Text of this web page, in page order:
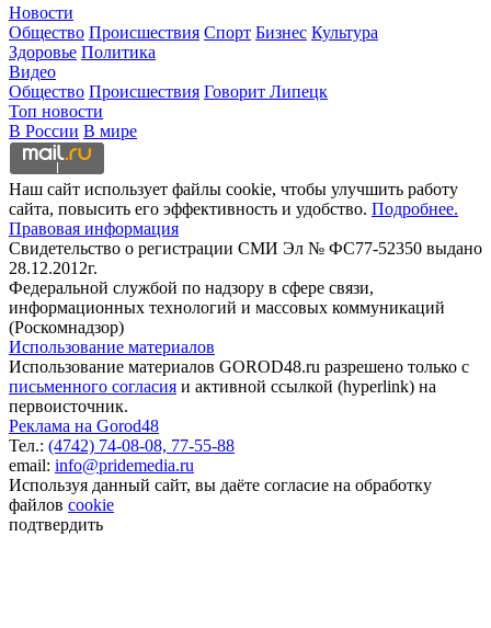
Новости
Общество Происшествия Спорт Бизнес Культура
Здоровье Политика
Видео
Общество Происшествия Говорит Липецк
Топ новости
В России В мире
Наш сайт использует файлы cookie, чтобы улучшить работу
сайта, повысить его эффективность и удобство. Подробнее.
Правовая информация
Свидетельство о регистрации СМИ Эл № ФС77-52350 выдано
28.12.2012г.
Федеральной службой по надзору в сфере связи,
информационных технологий и массовых коммуникаций
(Роскомнадзор)
Использование материалов
Использование материалов GOROD48.ru разрешено только с
письменного согласия и активной ссылкой (hyperlink) на
первоисточник.
Реклама на Gorod48
Тел.: (4742) 74-08-08, 77-55-88
email: info@pridemedia.ru
Используя данный сайт, вы даёте согласие на обработку
файлов cookie
подтвердить